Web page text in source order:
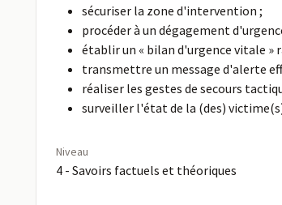
sécuriser la zone d'intervention ;
procéder à un dégagement
établir un « bilan d'urgence vitale »
transmettre un message d'alerte
réaliser les gestes de secours
surveiller l'état de la (des)
Niveau
4 - Savoirs factuels et théoriques